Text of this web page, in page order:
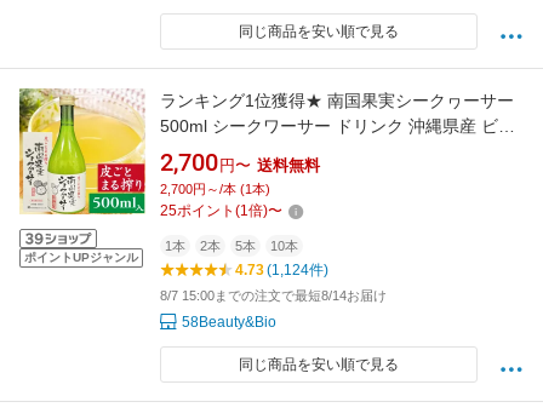
同じ商品を安い順で見る
ポイントUPジャンル
ランキング1位獲得★ 南国果実シークヮーサー
500ml シークワーサー ドリンク 沖縄県産 ビタ
ミンC ビタミンB1 ノビレチン シークワサー シ
ークアーサー シークァーサー シークワシャー
水分補給 果汁100％ 原液 ストレート
2,700 円〜 送料無料
2,700円～/本 (1本)
25ポイント (1倍)〜
1本 2本 5本 10本
4.73(1,124件)
8/7 15:00までの注文で最短8/14お届け
58Beauty&Bio
同じ商品を安い順で見る